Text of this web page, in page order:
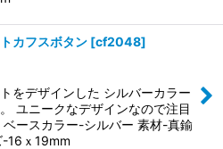
カフスボタン [cf2048]
をデザインした シルバーカラー
ユニークなデザインなので注目
ースカラー-シルバー 素材-真鍮
-16ｘ19mm